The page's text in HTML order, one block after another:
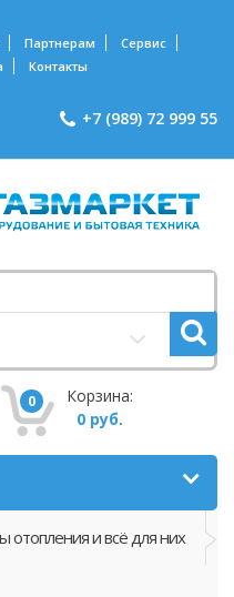
Партнерам
Сервис
Контакты
+7 (989) 72 999 55
0
Корзина:
0 руб.
отопления и всё для них